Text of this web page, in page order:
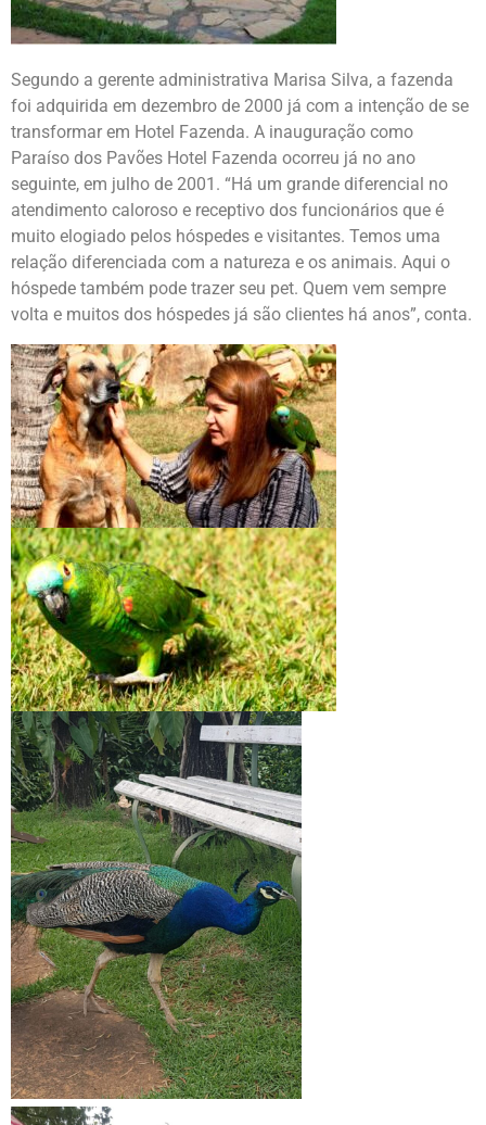
Segundo a gerente administrativa Marisa Silva, a fazenda
foi adquirida em dezembro de 2000 já com a intenção de se
transformar em Hotel Fazenda. A inauguração como
Paraíso dos Pavões Hotel Fazenda ocorreu já no ano
seguinte, em julho de 2001. “Há um grande diferencial no
atendimento caloroso e receptivo dos funcionários que é
muito elogiado pelos hóspedes e visitantes. Temos uma
relação diferenciada com a natureza e os animais. Aqui o
hóspede também pode trazer seu pet. Quem vem sempre
volta e muitos dos hóspedes já são clientes há anos”, conta.